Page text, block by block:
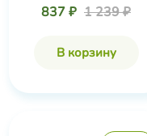
837 ₽ 1 239 ₽
В корзину